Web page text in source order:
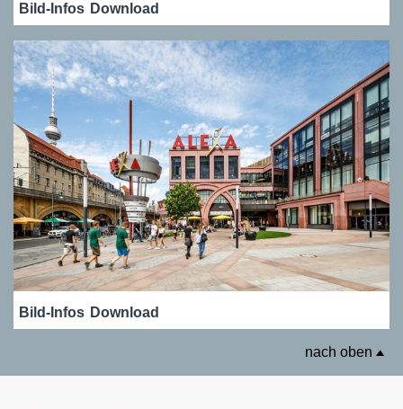
Bild-Infos Download
Bild-Infos Download
nach oben